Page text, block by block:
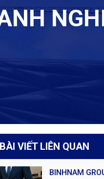
BÀI VIẾT LIÊN QUAN
BINHNAM